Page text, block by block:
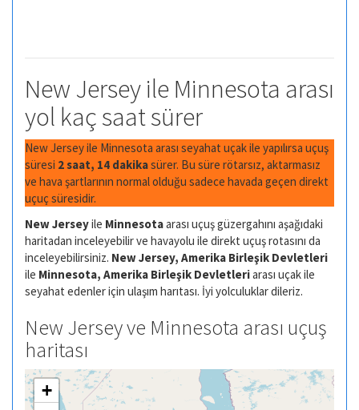
New Jersey ile Minnesota arası
yol kaç saat sürer
New Jersey ile Minnesota arası seyahat uçak ile yapılırsa uçuş
süresi 2 saat, 14 dakikasürer. Bu süre rötarsız, aktarmasız
ve hava şartlarının normal olduğu sadece havada geçen direkt
uçuç süresidir.
New Jerseyile Minnesotaarası uçuş güzergahını aşağıdaki
haritadan inceleyebilir ve havayolu ile direkt uçuş rotasını da
inceleyebilirsiniz. New Jersey, Amerika Birleşik Devletleri
ile Minnesota, Amerika Birleşik Devletleriarası uçak ile
seyahat edenler için ulaşım harıtası. İyi yolculuklar dileriz.
New Jersey ve Minnesota arası uçuş
haritası
+